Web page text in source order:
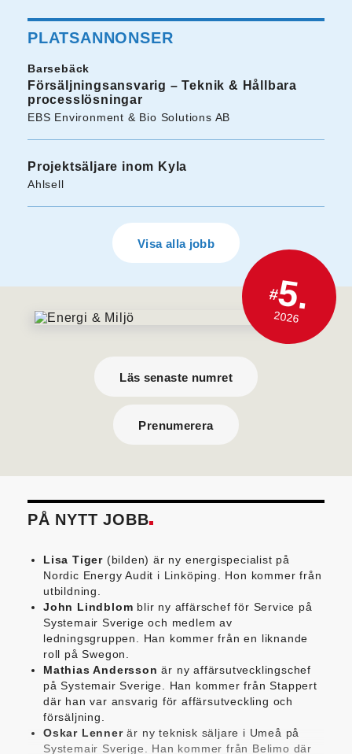
PLATSANNONSER
Barsebäck
Försäljningsansvarig – Teknik & Hållbara
processlösningar
EBS Environment & Bio Solutions AB
Projektsäljare inom Kyla
Ahlsell
Visa alla jobb
#5.
2026
Läs senaste numret
Prenumerera
PÅ NYTT JOBB
Lisa Tiger (bilden) är ny energispecialist på
Nordic Energy Audit i Linköping. Hon kommer från
utbildning.
John Lindblom blir ny affärschef för Service på
Systemair Sverige och medlem av
ledningsgruppen. Han kommer från en liknande
roll på Swegon.
Mathias Andersson är ny affärsutvecklingschef
på Systemair Sverige. Han kommer från Stappert
där han var ansvarig för affärsutveckling och
försäljning.
Oskar Lennerär ny teknisk säljare i Umeå på
Systemair Sverige. Han kommer från Belimo där